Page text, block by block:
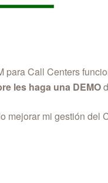
Call Centers
les haga una DEMO
mejorar mi gestión del